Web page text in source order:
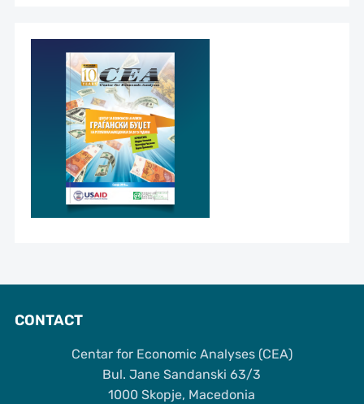
CONTACT
Centar for Economic Analyses (CEA)
Bul. Jane Sandanski 63/3
1000 Skopje, Macedonia